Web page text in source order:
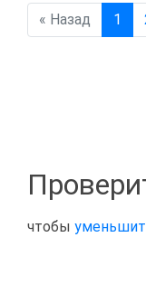
« Назад 1
чтобы